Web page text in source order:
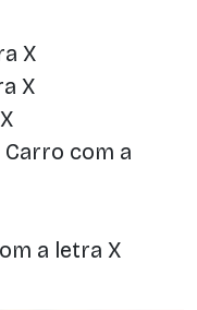
X
X
com a
a letra X